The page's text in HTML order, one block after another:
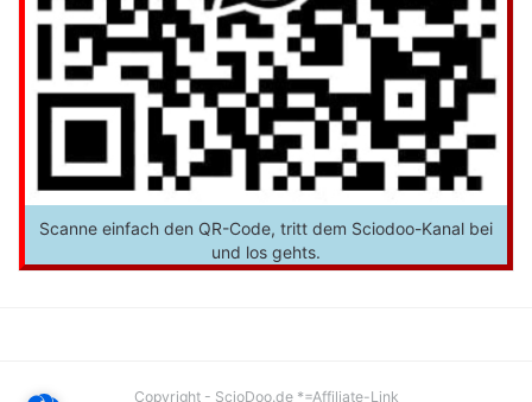
Scanne einfach den QR-Code, tritt dem Sciodoo-Kanal bei
und los gehts.
Copyright - ScioDoo.de *=Affiliate-Link